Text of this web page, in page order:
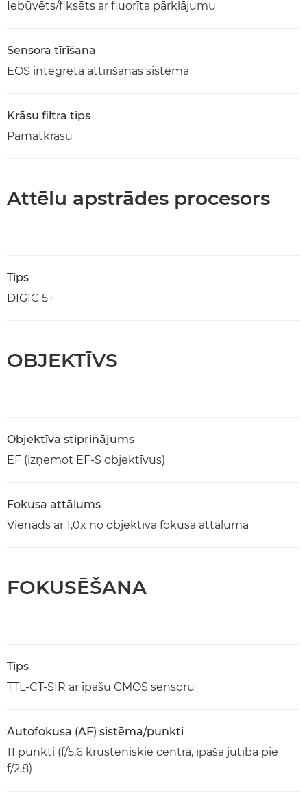
Iebūvēts/fiksēts ar fluorīta pārklājumu
Sensora tīrīšana
EOS integrētā attīrīšanas sistēma
Krāsu filtra tips
Pamatkrāsu
Attēlu apstrādes procesors
Tips
DIGIC 5+
OBJEKTĪVS
Objektīva stiprinājums
EF (izņemot EF-S objektīvus)
Fokusa attālums
Vienāds ar 1,0x no objektīva fokusa attāluma
FOKUSĒŠANA
Tips
TTL-CT-SIR ar īpašu CMOS sensoru
Autofokusa (AF) sistēma/punkti
11 punkti (f/5,6 krusteniskie centrā, īpaša jutība pie
f/2,8)